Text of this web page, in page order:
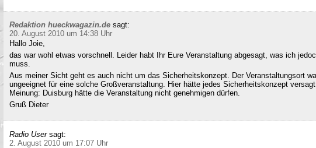
Redaktion hueckwagazin.de sagt:
20. August 2010 um 14:38 Uhr
Hallo Joie,
das war wohl etwas vorschnell. Leider habt Ihr Eure Veranstaltung abgesagt, was ich
muss.
Aus meiner Sicht geht es auch nicht um das Sicherheitskonzept. Der Veranstaltungsort
ungeeignet für eine solche Großveranstaltung. Hier hätte jedes Sicherheitskonzept
Meinung: Duisburg hätte die Veranstaltung nicht genehmigen dürfen.
Gruß Dieter
Radio User sagt:
2. August 2010 um 17:07 Uhr